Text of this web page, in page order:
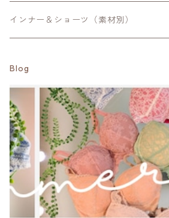
trois
Priority
fre.s.cute
スカート
アンバー
クイーン
ルーシー
Linge de Hランジュドアッシュ-サポート
HANAMORIハナモリ
Formenteraフォルメンテーラ
Eparinaエパリナ
Yaucoヨーコ
ナイト用・ブラキャミ
補正ブラ【万能】
補正ブラ【グロウアップ】
補正ブラ【グラマー】
2段ホック
Lサイズ
Sサイズ
Lサイズ
LLサイズ
ヒップハングショーツ
Lサイズ
Sサイズ
Mサイズ
Lサイズ
LLサイズ
サポートショーツ
Mサイズ
Lサイズ
LLサイズ
サニタリー（生理用)ショーツ
Mサイズ
Lサイズ
Tバック・タンガ
ロングガードル
キャミ・タンクトップ
袖付きインナー
パジャマ
インナー＆ショーツ（素材別）
Mサイズ
Lサイズ
LLサイズ
コットン綿混・シルク混
Mサイズ
Lサイズ
LLサイズ
ツーウェイ生地
Mサイズ
Lサイズ
パワーネット
Sサイズ
総レース
Blog